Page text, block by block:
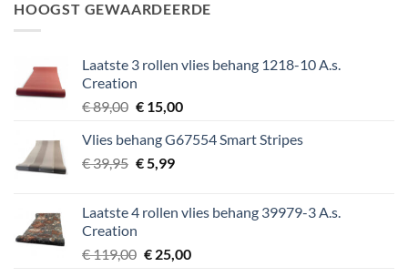
€ 64,95.€ 9,99.
HOOGST GEWAARDEERDE
Laatste 3 rollen vlies behang 1218-10 A.s.
Creation
€89,00 Oorspronkelijke
was:
€ 89,00.
€15,00Huidige
is:
Vlies behang G67554 Smart Stripes
€39,95 Oorspronkelijke
€ 39,95.
€5,99Huidige
€ 5,99.
Laatste 4 rollen vlies behang 39979-3 A.s.
Creation
€119,00 Oorspronkelijke
€25,00Huidige